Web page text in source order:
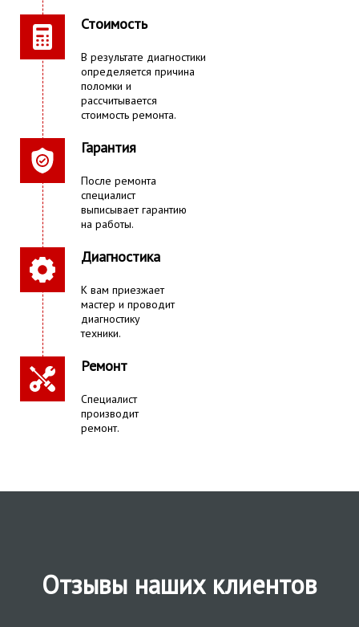
Стоимость
В результате диагностики
определяется причина
поломки и
рассчитывается
стоимость ремонта.
Гарантия
После ремонта
специалист
выписывает гарантию
на работы.
Диагностика
К вам приезжает
мастер и проводит
диагностику
техники.
Ремонт
Специалист
производит
ремонт.
Отзывы наших клиентов